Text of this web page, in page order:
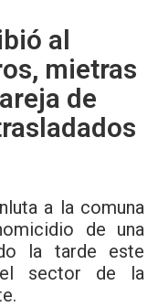
al
mietras
de
a la comuna
de una
la tarde este
sector de la